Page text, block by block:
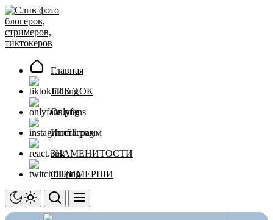
Перейти
к
содержимому
Главная
ТИК ТОК
Onlyfans
Инстаграмм
ЗНАМЕНИТОСТИ
СТРИМЕРШИ